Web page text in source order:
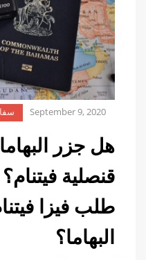
September 9, 2020
هل جزر
قنصلية
طلب فيزا
البهاما؟